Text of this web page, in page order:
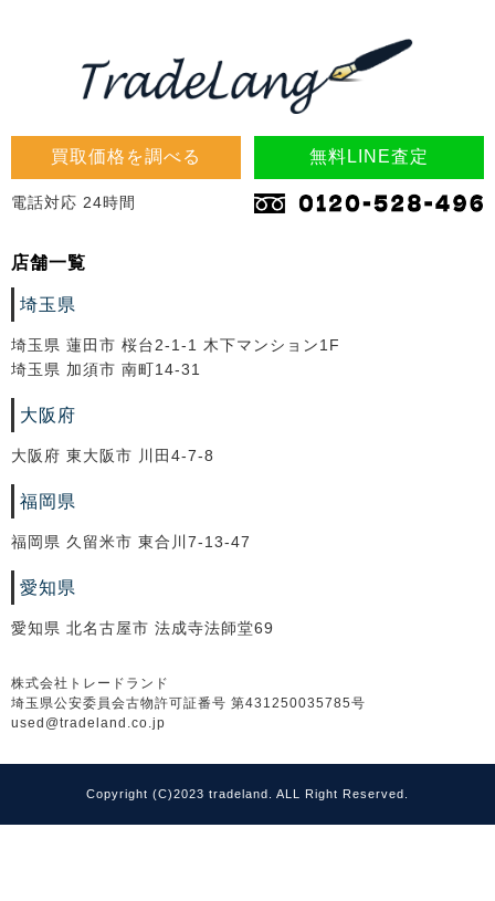
買取価格を調べる 無料LINE査定
電話対応 24時間
店舗一覧
埼玉県
埼玉県 蓮田市 桜台2-1-1 木下マンション1F
埼玉県 加須市 南町14-31
大阪府
大阪府 東大阪市 川田4-7-8
福岡県
福岡県 久留米市 東合川7-13-47
愛知県
愛知県 北名古屋市 法成寺法師堂69
株式会社トレードランド
埼玉県公安委員会古物許可証番号 第431250035785号
used@tradeland.co.jp
Copyright (C)2023 tradeland. ALL Right Reserved.